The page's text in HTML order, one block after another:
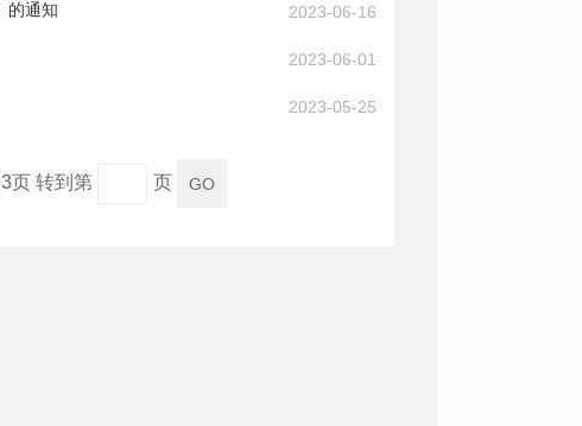
的通知 2023-06-16
2023-06-01
2023-05-25
页 转到第 页